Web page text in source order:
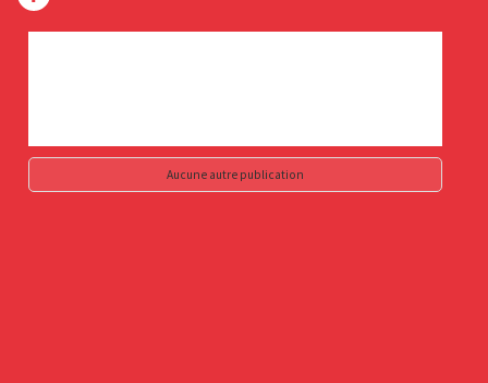
Aucune autre publication